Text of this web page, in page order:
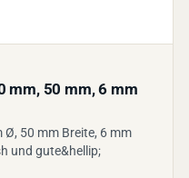
mm, 50 mm, 6 mm
50 mm Breite, 6 mm
und gute&hellip;